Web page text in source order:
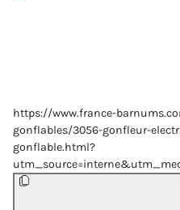
https://www.france-
gonflables/3056-gonfleur-
gonflable.html?